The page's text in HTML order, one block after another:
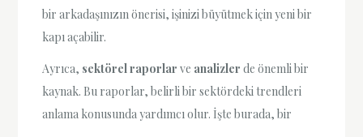
bir arkadaşınızın önerisi, işinizi büyütmek için yeni bir
kapı açabilir.
Ayrıca, sektörel raporlar ve analizler de önemli bir
kaynak. Bu raporlar, belirli bir sektördeki trendleri
anlama konusunda yardımcı olur. İşte burada, bir